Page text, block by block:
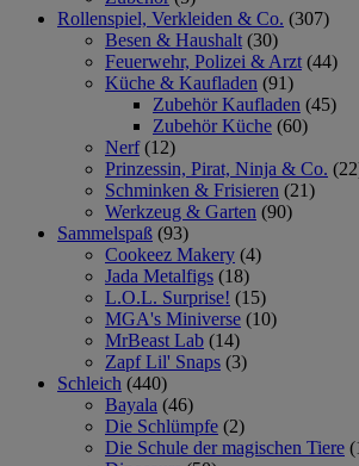
Rollenspiel, Verkleiden & Co. (307)
Besen & Haushalt (30)
Feuerwehr, Polizei & Arzt (44)
Küche & Kaufladen (91)
Zubehör Kaufladen (45)
Zubehör Küche (60)
Nerf (12)
Prinzessin, Pirat, Ninja & Co.
Schminken & Frisieren (21)
Werkzeug & Garten (90)
Sammelspaß (93)
Cookeez Makery (4)
Jada Metalfigs (18)
L.O.L. Surprise! (15)
MGA's Miniverse (10)
MrBeast Lab (14)
Zapf Lil' Snaps (3)
Schleich (440)
Bayala (46)
Die Schlümpfe (2)
Die Schule der magischen Tiere